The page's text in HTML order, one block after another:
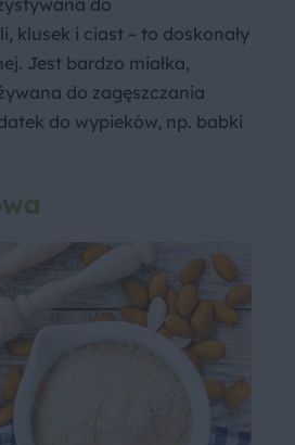
klusek i ciast – to doskonały
Jest bardzo miałka,
do zagęszczania
do wypieków, np. babki